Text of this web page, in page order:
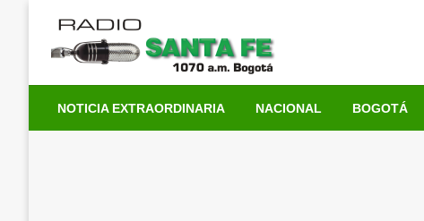
contenido
NOTICIA EXTRAORDINARIA NACIONAL BOGOTÁ